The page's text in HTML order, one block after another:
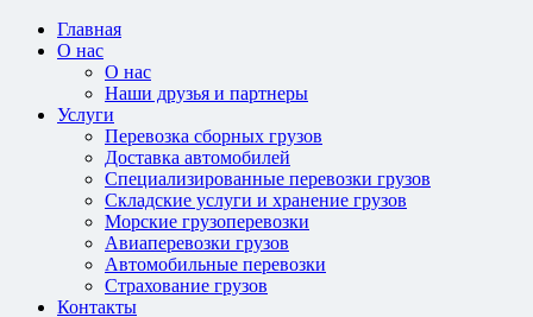
Главная
О нас
О нас
Наши друзья и партнеры
Услуги
Перевозка сборных грузов
Доставка автомобилей
Специализированные перевозки грузов
Складские услуги и хранение грузов
Морские грузоперевозки
Авиаперевозки грузов
Автомобильные перевозки
Страхование грузов
Контакты